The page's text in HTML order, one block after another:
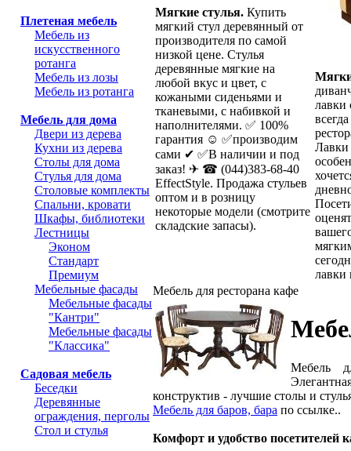
Плетеная мебель
Мебель из
искусственного
ротанга
Мебель из лозы
Мебель из ротанга
Мебель для дома
Двери из дерева
Кухни из дерева
Столы для дома
Стулья для дома
Столовые комплекты
Спальни, кровати
Шкафы, библиотеки
Лестницы
Эконом
Стандарт
Премиум
Мебельные фасады
Мебельные фасады
"Кантри"
Мебельные фасады
"Классика"
Садовая мебель
Беседки
Деревянные
ограждения, перголы
Стол и стулья
Мягкие стулья. Купить
мягкий стул деревянный от
производителя по самой
низкой цене. Стулья
деревянные мягкие на
любой вкус и цвет, с
кожаными сиденьями и
тканевыми, с набивкой и
наполнителями. ✅ 100%
гарантия ☺ ✅производим
сами ✔ ✅В наличии и под
заказ! ✈ ☎ (044)383-68-40
EffectStyle. Продажа стульев
оптом и в розницу
некоторые модели (смотрите
складские запасы).
лавки
лавки
Мебель для ресторана кафе
Мебель
конструктив - лучшие столы и
Мебель для баров, бара по ссылке..
Комфорт и удобство посетителей